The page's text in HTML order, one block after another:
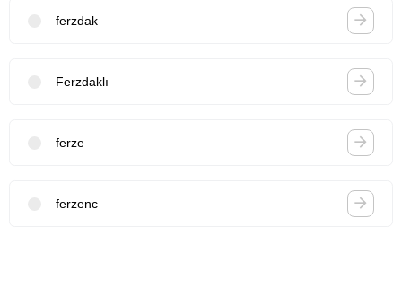
ferzdak
Ferzdaklı
ferze
ferzenc